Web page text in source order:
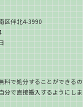
区伴北4-3990
料で処分することができる
分で直接搬入するようにし